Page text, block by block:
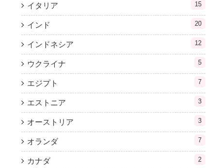
イタリア 15
インド 20
インドネシア 12
ウクライナ 5
エジプト 7
エストニア 3
オーストリア 3
オランダ 7
カナダ 2